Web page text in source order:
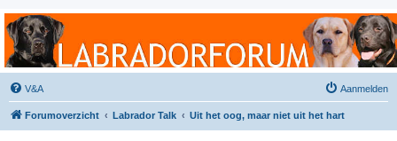
Labradorforum
Het gezelligste Labradorforum van Nederland en België!
V&A Aanmelden
Forumoverzicht Labrador Talk Uit het oog, maar niet uit het hart